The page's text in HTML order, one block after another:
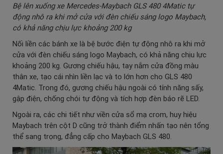
Bệ lên xuống xe Mercedes-Maybach GLS 480 4Matic tự
động nhô ra khi mở cửa với đèn chiếu sáng logo Maybach,
có khả năng chịu lực khoảng 200 kg
Nối liền các bánh xe là bệ bước điện tự động nhô ra khi mở
cửa với đèn chiếu sáng logo Maybach, có khả năng chịu lực
khoảng 200 kg. Gương chiếu hậu, tay nắm cửa đồng màu
thân xe, tạo cái nhìn liền lạc và to lớn hơn cho GLS 480
4Matic. Trong đó, gương chiếu hậu ngoài có tính năng sấy,
gập điện, chống chói tự động và tích hợp đèn báo rẽ LED.
Ngoài ra, các chi tiết như viền cửa sổ mạ crom, huy hiệu
Maybach trên cột D cũng trở thành điểm nhấn tạo nên tổng
thể sang trọng, đẳng cấp cho Maybach GLS 480.